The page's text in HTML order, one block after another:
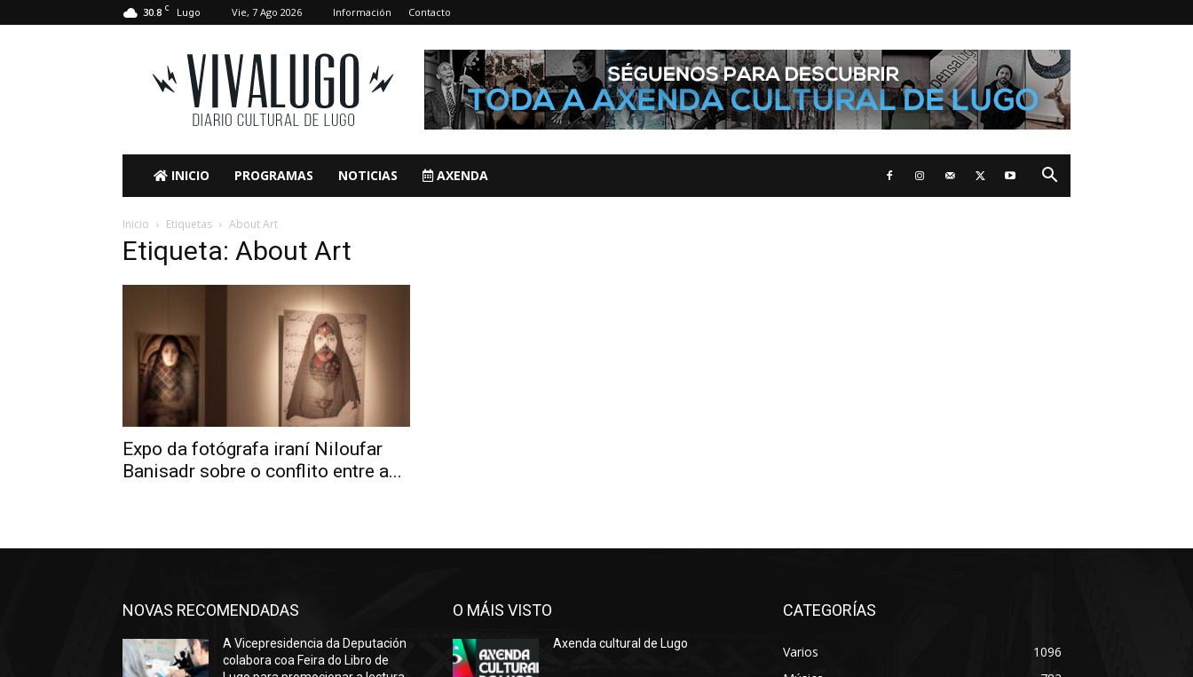
30.8 C Lugo Vie, 7 Ago 2026 Información Contacto
VivaLugo
INICIO PROGRAMAS NOTICIAS AXENDA
Inicio Etiquetas About Art
Etiqueta: About Art
Expo da fotógrafa iraní Niloufar
Banisadr sobre o conflito entre a...
NOVAS RECOMENDADAS
A Vicepresidencia da Deputación
colabora coa Feira do Libro de
O MÁIS VISTO
Axenda cultural de Lugo
CATEGORÍAS
Varios
1096